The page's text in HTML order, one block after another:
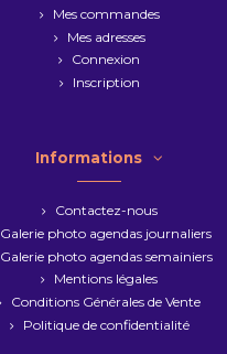
Mes commandes
Mes adresses
Connexion
Inscription
Informations
Contactez-nous
Galerie photo agendas journaliers
Galerie photo agendas semainiers
Mentions légales
Conditions Générales de Vente
Politique de confidentialité